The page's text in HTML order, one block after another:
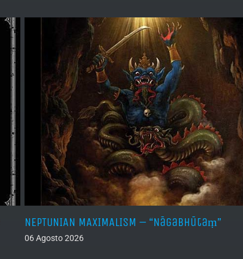
NEPTUNIAN MAXIMALISM – “Nāgabhūtaṃ”
06 Agosto 2026